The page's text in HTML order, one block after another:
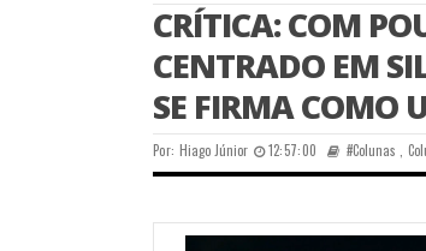
CRÍTICA: COM
CENTRADO EM
SE FIRMA COMO
Por: Hiago Júnior 12:57:00 #Colunas ,